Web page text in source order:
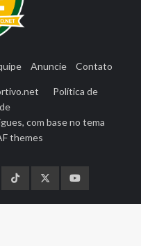
Anuncie Contato
Política de
, com base no tema
themes